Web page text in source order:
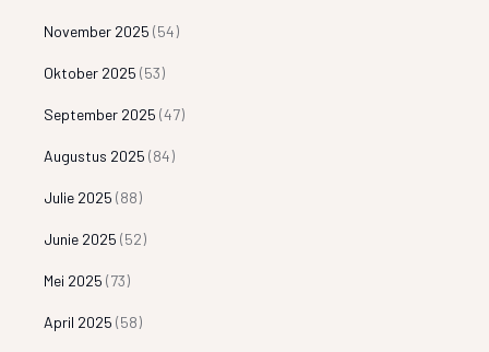
November 2025 (54)
Oktober 2025 (53)
September 2025 (47)
Augustus 2025 (84)
Julie 2025 (88)
Junie 2025 (52)
Mei 2025 (73)
April 2025 (58)